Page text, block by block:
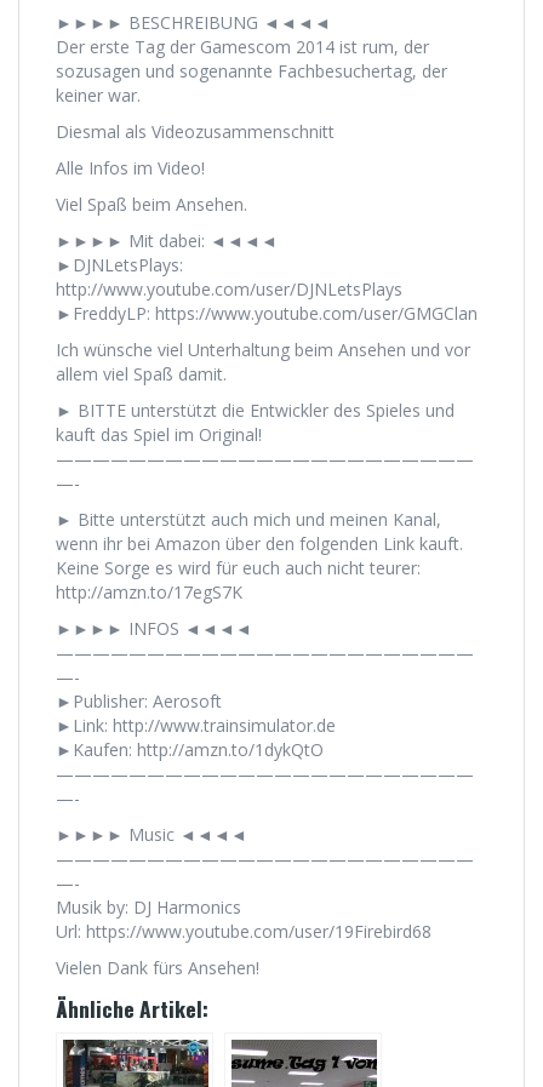
►►►► BESCHREIBUNG ◄◄◄◄
Der erste Tag der Gamescom 2014 ist rum, der
sozusagen und sogenannte Fachbesuchertag, der
keiner war.
Diesmal als Videozusammenschnitt
Alle Infos im Video!
Viel Spaß beim Ansehen.
►►►► Mit dabei: ◄◄◄◄
►DJNLetsPlays:
http://www.youtube.com/user/DJNLetsPlays
►FreddyLP: https://www.youtube.com/user/GMGClan
Ich wünsche viel Unterhaltung beim Ansehen und vor
allem viel Spaß damit.
► BITTE unterstützt die Entwickler des Spieles und
kauft das Spiel im Original!
———————————————————————
—-
► Bitte unterstützt auch mich und meinen Kanal,
wenn ihr bei Amazon über den folgenden Link kauft.
Keine Sorge es wird für euch auch nicht teurer:
http://amzn.to/17egS7K
►►►► INFOS ◄◄◄◄
———————————————————————
—-
►Publisher: Aerosoft
►Link: http://www.trainsimulator.de
►Kaufen: http://amzn.to/1dykQtO
———————————————————————
—-
►►►► Music ◄◄◄◄
———————————————————————
—-
Musik by: DJ Harmonics
Url: https://www.youtube.com/user/19Firebird68
Vielen Dank fürs Ansehen!
Ähnliche Artikel: